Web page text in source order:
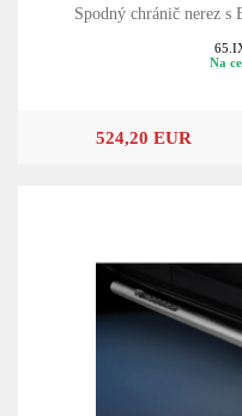
Spodný chránič nerez
Na
524,20 EUR